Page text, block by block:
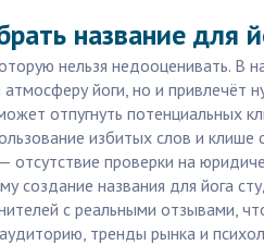
название для
нельзя недооценивать.
йоги, но и
отпугнуть потенциальных
избитых слов и
отсутствие проверки на
создание названия для йога
с реальными отзывами,
тренды рынка и